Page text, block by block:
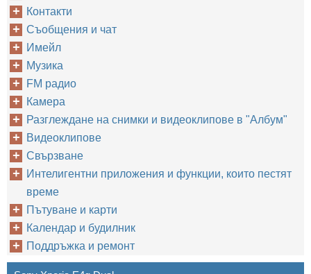
Контакти
Съобщения и чат
Имейл
Музика
FM радио
Камера
Разглеждане на снимки и видеоклипове в "Албум"
Видеоклипове
Свързване
Интелигентни приложения и функции, които пестят
време
Пътуване и карти
Календар и будилник
Поддръжка и ремонт